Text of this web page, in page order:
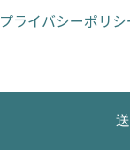
プライバシーポリシ